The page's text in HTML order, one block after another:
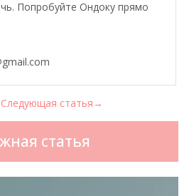
Попробуйте Ондоку прямо
Следующая статья→
статья